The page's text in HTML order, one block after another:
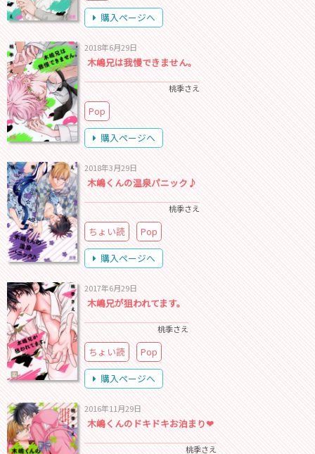
購入ページへ
2018年6月29日
木嶋兄は我慢できません。
桃季さえ
Pop
購入ページへ
2018年3月29日
木嶋くんの温泉パニック♪
桃季さえ
ちょい読
Pop
購入ページへ
2017年6月29日
木嶋兄が狙われてます。
桃季さえ
ちょい読
Pop
購入ページへ
2016年11月29日
木嶋くんのドキドキお泊まり❤
桃季さえ